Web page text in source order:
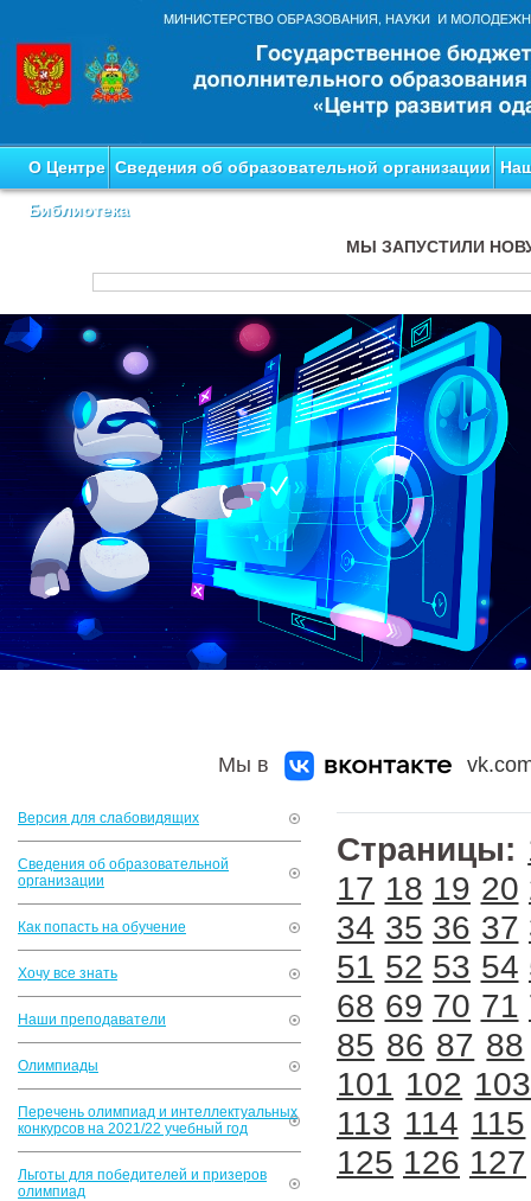
О Центре Сведения об образовательной организации
Библиотека
МЫ ЗАПУСТИЛИ
Мы в
Версия для слабовидящих
Сведения об образовательной
организации
Как попасть на обучение
Хочу все знать
Наши преподаватели
Олимпиады
Перечень олимпиад и интеллектуальных
конкурсов на 2021/22 учебный год
Льготы для победителей и призеров
олимпиад
Страницы:
17 18 19 20
34 35 36 37
51 52 53 54
68 69 70 71
85 86 87 88
101 102 103
113 114 115
125 126 127